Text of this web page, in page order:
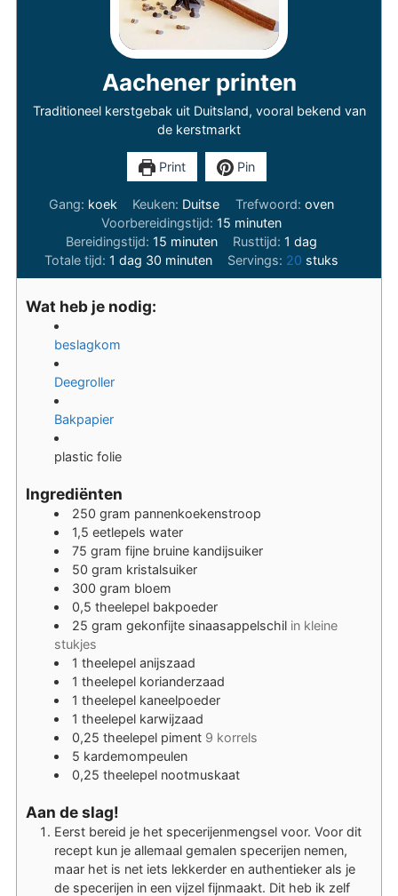
Aachener printen
Traditioneel kerstgebak uit Duitsland, vooral bekend van
de kerstmarkt
Print Pin
Gang: koek Keuken: Duitse Trefwoord: oven
Voorbereidingstijd: 15minuten
minuten
Bereidingstijd: 15minuten
minuten Rusttijd: 1 dag
dag
Totale tijd: 1 dag
dag 30minuten
minuten Servings: 20 stuks
Wat heb je nodig:
beslagkom
Deegroller
Bakpapier
plastic folie
Ingrediënten
250 gram pannenkoekenstroop
1,5 eetlepels water
75 gram fijne bruine kandijsuiker
50 gram kristalsuiker
300 gram bloem
0,5 theelepel bakpoeder
25 gramgekonfijte sinaasappelschil in kleine
stukjes
1 theelepel anijszaad
1 theelepel korianderzaad
1 theelepel kaneelpoeder
1 theelepel karwijzaad
0,25 theelepel piment 9 korrels
5 kardemompeulen
0,25 theelepel nootmuskaat
Aan de slag!
Eerst bereid je het specerijenmengsel voor. Voor dit
recept kun je allemaal gemalen specerijen nemen,
maar het is net iets lekkerder en authentieker als je
de specerijen in een vijzel fijnmaakt. Dit heb ik zelf